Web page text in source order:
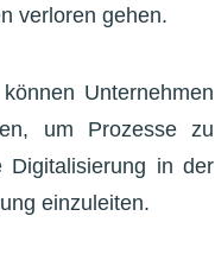
verloren gehen.
Unternehmen
um Prozesse zu
Digitalisierung in der
einzuleiten.